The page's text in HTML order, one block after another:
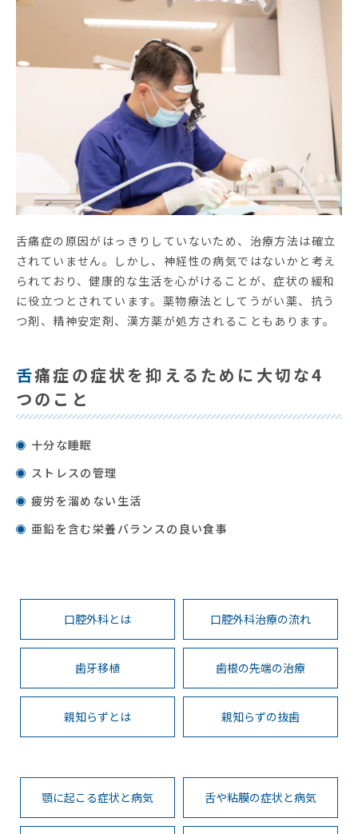
舌痛症の原因がはっきりしていないため、治療方法は確立
されていません。しかし、神経性の病気ではないかと考え
られており、健康的な生活を心がけることが、症状の緩和
に役立つとされています。薬物療法としてうがい薬、抗う
つ剤、精神安定剤、漢方薬が処方されることもあります。
舌痛症の症状を抑えるために大切な4
つのこと
十分な睡眠
ストレスの管理
疲労を溜めない生活
亜鉛を含む栄養バランスの良い食事
口腔外科とは 口腔外科治療の流れ
歯牙移植 歯根の先端の治療
親知らずとは 親知らずの抜歯
顎に起こる症状と病気 舌や粘膜の症状と病気